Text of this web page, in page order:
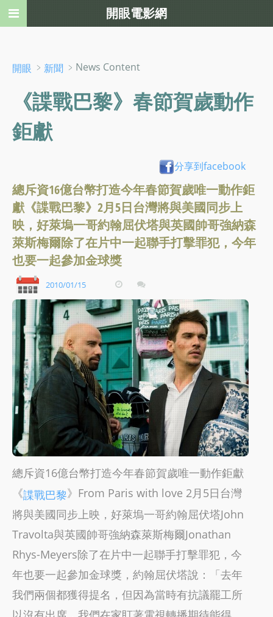
開眼 ﹥ 新聞 ﹥News Content
《諜戰巴黎》春節賀歲動作
鉅獻
分享到facebook
總斥資16億台幣打造今年春節賀歲唯一動作鉅
獻《諜戰巴黎》2月5日台灣將與美國同步上
映，好萊塢一哥約翰屈伏塔與英國帥哥強納森
萊斯梅爾除了在片中一起聯手打擊罪犯，今年
也要一起參加金球獎
2010/01/15
總斥資16億台幣打造今年春節賀歲唯一動作鉅獻
《諜戰巴黎》From Paris with love 2月5日台灣
將與美國同步上映，好萊塢一哥約翰屈伏塔John
Travolta與英國帥哥強納森萊斯梅爾Jonathan
Rhys-Meyers除了在片中一起聯手打擊罪犯，今
年也要一起參加金球獎，約翰屈伏塔說：「去年
我們兩個都獲得提名，但因為當時有抗議罷工所
開眼電影網